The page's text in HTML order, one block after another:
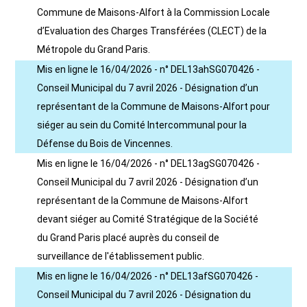
Commune de Maisons-Alfort à la Commission Locale
d’Evaluation des Charges Transférées (CLECT) de la
Métropole du Grand Paris.
Mis en ligne le 16/04/2026 - n° DEL13ahSG070426 -
Conseil Municipal du 7 avril 2026 - Désignation d’un
représentant de la Commune de Maisons-Alfort pour
siéger au sein du Comité Intercommunal pour la
Défense du Bois de Vincennes.
Mis en ligne le 16/04/2026 - n° DEL13agSG070426 -
Conseil Municipal du 7 avril 2026 - Désignation d’un
représentant de la Commune de Maisons-Alfort
devant siéger au Comité Stratégique de la Société
du Grand Paris placé auprès du conseil de
surveillance de l'établissement public.
Mis en ligne le 16/04/2026 - n° DEL13afSG070426 -
Conseil Municipal du 7 avril 2026 - Désignation du